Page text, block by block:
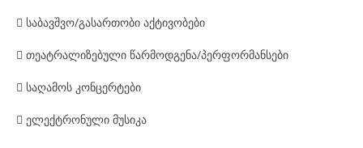
 საბავშვო/გასართობი აქტივობები
 თეატრალიზებული წარმოდგენა/პერფორმანსები
 საღამოს კონცერტები
 ელექტრონული მუსიკა